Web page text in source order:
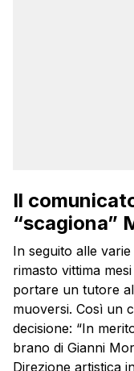
Il
“scagiona”
In seguito alle
rimasto vittima
portare un tutore
muoversi. Così un
decisione: “In
brano di Gianni
Direzione artistica